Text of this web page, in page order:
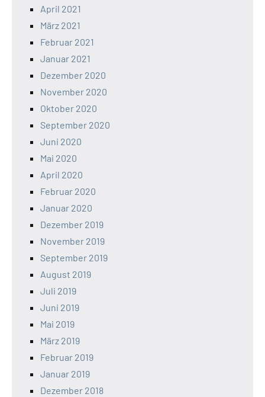
April 2021
März 2021
Februar 2021
Januar 2021
Dezember 2020
November 2020
Oktober 2020
September 2020
Juni 2020
Mai 2020
April 2020
Februar 2020
Januar 2020
Dezember 2019
November 2019
September 2019
August 2019
Juli 2019
Juni 2019
Mai 2019
März 2019
Februar 2019
Januar 2019
Dezember 2018